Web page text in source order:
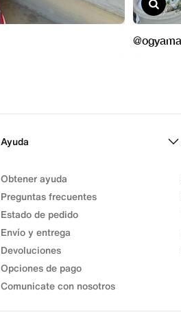
Ayuda
Obtener ayuda
Preguntas frecuentes
Estado de pedido
Envío y entrega
Devoluciones
Opciones de pago
Comunicate con nosotros